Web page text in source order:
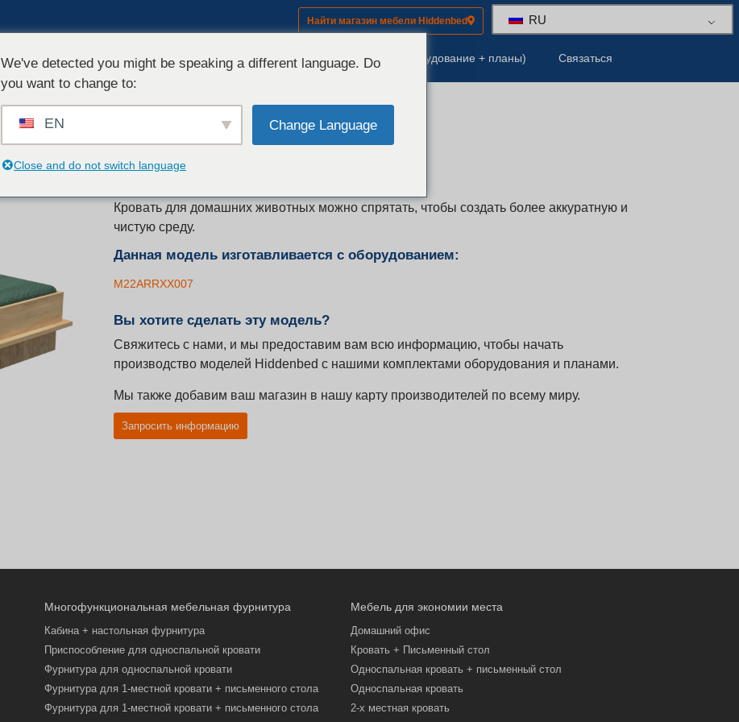
Найти магазин мебели Hiddenbed RU
Оборудование (модели) Комплекты (оборудование + планы) Связаться
Кровать для домашних животных можно спрятать, чтобы создать более аккуратную и
чистую среду.
Данная модель изготавливается с оборудованием:
M22ARRXX007
Вы хотите сделать эту модель?
Свяжитесь с нами, и мы предоставим вам всю информацию, чтобы начать
производство моделей Hiddenbed с нашими комплектами оборудования и планами.
Мы также добавим ваш магазин в нашу карту производителей по всему миру.
Запросить информацию
Многофункциональная мебельная фурнитура
Кабина + настольная фурнитура
Приспособление для односпальной кровати
Фурнитура для односпальной кровати
Фурнитура для 1-местной кровати + письменного стола
Фурнитура для 1-местной кровати + письменного стола
Мебель для экономии места
Домашний офис
Кровать + Письменный стол
Односпальная кровать + письменный стол
Односпальная кровать
2-х местная кровать
We've detected you might be speaking a different language. Do
you want to change to:
EN Change Language
Close and do not switch language